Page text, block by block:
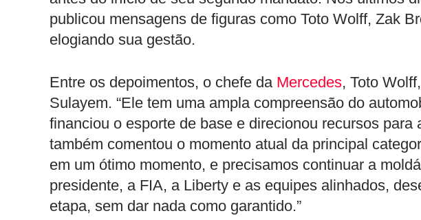
publicou mensagens de figuras como Toto Wolff, Zak
elogiando sua gestão.
Entre os depoimentos, o chefe da Mercedes, Toto
Sulayem. “Ele tem uma ampla compreensão do
financiou o esporte de base e direcionou recursos para
também comentou o momento atual da principal
em um ótimo momento, e precisamos continuar a
presidente, a FIA, a Liberty e as equipes alinhados,
etapa, sem dar nada como garantido.”